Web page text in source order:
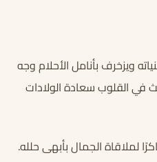
ويزخرف بأنامل الأحلام وجه
في القلوب سعادة الولادات
لملاقاة الجمال بأبهى حلله.